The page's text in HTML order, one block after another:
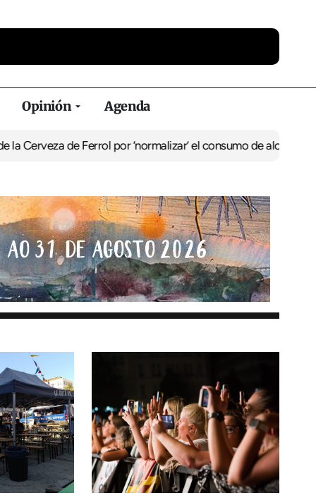
Opinión Agenda
Ferrol por ‘normalizar’ el consumo de alcoholDe Perlío a